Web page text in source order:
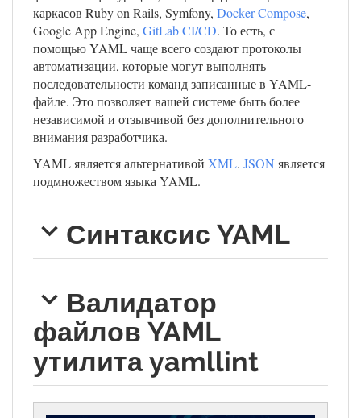
каркасов Ruby on Rails, Symfony, Docker Compose,
Google App Engine, GitLab CI/CD. То есть, с
помощью YAML чаще всего создают протоколы
автоматизации, которые могут выполнять
последовательности команд записанные в YAML-
файле. Это позволяет вашей системе быть более
независимой и отзывчивой без дополнительного
внимания разработчика.
YAML является альтернативой XML. JSON является
подмножеством языка YAML.
Синтаксис YAML
Валидатор
файлов YAML
утилита yamllint